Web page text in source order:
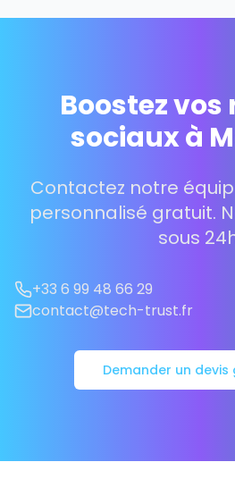
Boostez vos
sociaux à
Contactez notre
personnalisé gratuit.
sous
+33 6 99 48 66 29
contact@tech-trust.fr
Demander un devis